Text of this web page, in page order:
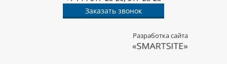
Заказать звонок
Разработка сайта